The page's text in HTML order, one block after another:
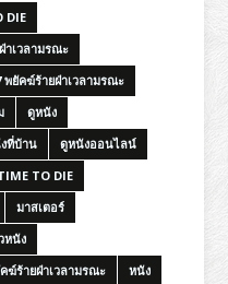
DIE
าเวลามรณะ
พยัคฆ์ร้ายฝ่าเวลามรณะ
ดูหนัง
ที่บ้าน
ดูหนังออนไลน์
TO DIE
มาสเตอร์
หนัง
ฆ์ร้ายฝ่าเวลามรณะ
หนัง